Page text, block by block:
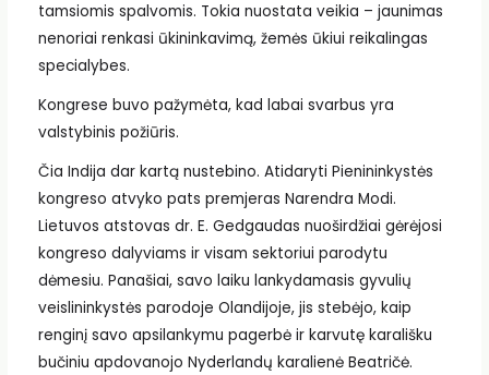
tamsiomis spalvomis. Tokia nuostata veikia – jaunimas
nenoriai renkasi ūkininkavimą, žemės ūkiui reikalingas
specialybes.
Kongrese buvo pažymėta, kad labai svarbus yra
valstybinis požiūris.
Čia Indija dar kartą nustebino. Atidaryti Pienininkystės
kongreso atvyko pats premjeras Narendra Modi.
Lietuvos atstovas dr. E. Gedgaudas nuoširdžiai gėrėjosi
kongreso dalyviams ir visam sektoriui parodytu
dėmesiu. Panašiai, savo laiku lankydamasis gyvulių
veislininkystės parodoje Olandijoje, jis stebėjo, kaip
renginį savo apsilankymu pagerbė ir karvutę karališku
bučiniu apdovanojo Nyderlandų karalienė Beatričė.